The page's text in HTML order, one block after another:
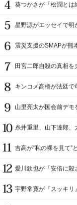
葵つかさが「松潤とは
星野源がエッセイで明
震災支援のSMAPが熊
田宮二郎自殺の真相を
キンコメ高橋が法廷で
山里亮太が国会前デモ
糸井重里、山下達郎
吉高が“私の裸を見て”
愛川欽也が「安倍に殺
宇野常寛が『スッキリ